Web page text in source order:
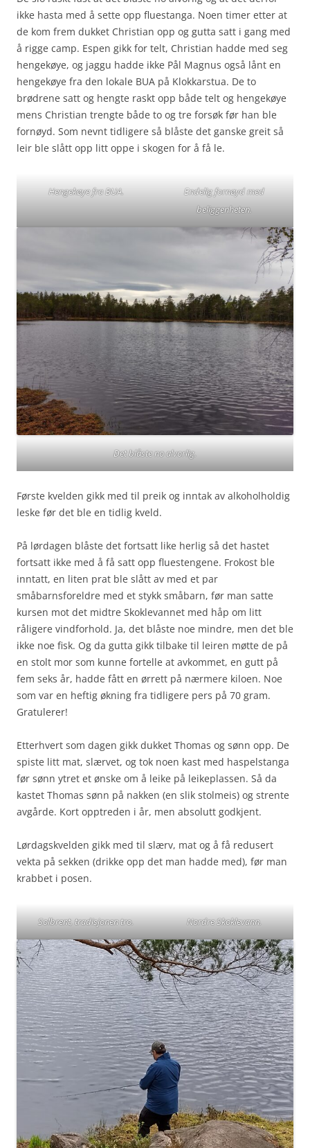
ikke hasta med å sette opp fluestanga. Noen timer etter at
de kom frem dukket Christian opp og gutta satt i gang med
å rigge camp. Espen gikk for telt, Christian hadde med seg
hengekøye, og jaggu hadde ikke Pål Magnus også lånt en
hengekøye fra den lokale BUA på Klokkarstua. De to
brødrene satt og hengte raskt opp både telt og hengekøye
mens Christian trengte både to og tre forsøk før han ble
fornøyd. Som nevnt tidligere så blåste det ganske greit så
leir ble slått opp litt oppe i skogen for å få le.
Hengekøye fra BUA.
Endelig fornøyd med
beliggenheten.
Det blåste no alvorlig.
Første kvelden gikk med til preik og inntak av alkoholholdig
leske før det ble en tidlig kveld.
På lørdagen blåste det fortsatt like herlig så det hastet
fortsatt ikke med å få satt opp fluestengene. Frokost ble
inntatt, en liten prat ble slått av med et par
småbarnsforeldre med et stykk småbarn, før man satte
kursen mot det midtre Skoklevannet med håp om litt
råligere vindforhold. Ja, det blåste noe mindre, men det ble
ikke noe fisk. Og da gutta gikk tilbake til leiren møtte de på
en stolt mor som kunne fortelle at avkommet, en gutt på
fem seks år, hadde fått en ørrett på nærmere kiloen. Noe
som var en heftig økning fra tidligere pers på 70 gram.
Gratulerer!
Etterhvert som dagen gikk dukket Thomas og sønn opp. De
spiste litt mat, slærvet, og tok noen kast med haspelstanga
før sønn ytret et ønske om å leike på leikeplassen. Så da
kastet Thomas sønn på nakken (en slik stolmeis) og strente
avgårde. Kort opptreden i år, men absolutt godkjent.
Lørdagskvelden gikk med til slærv, mat og å få redusert
vekta på sekken (drikke opp det man hadde med), før man
krabbet i posen.
Solbrent, tradisjonen tro. Nordre Skoklevann.